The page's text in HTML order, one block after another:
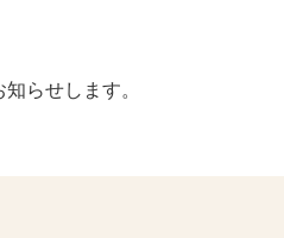
らせします。